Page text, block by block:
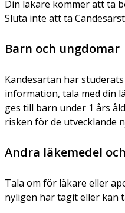
Din läkare kommer att ta
Sluta inte att ta
Barn och ungdomar
Kandesartan har
information, tala med din
ges till barn under 1 års
risken för de utvecklande
Andra läkemedel
Tala om för läkare eller
nyligen har tagit eller kan